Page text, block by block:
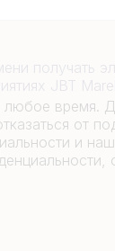
время.
от
и